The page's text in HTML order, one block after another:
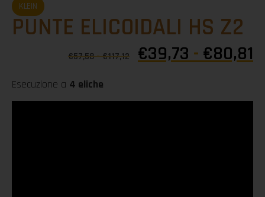
KLEIN
PUNTE ELICOIDALI HS Z2
€57,58-€117,12 €39,73 - €80,81
Esecuzione a 4 eliche